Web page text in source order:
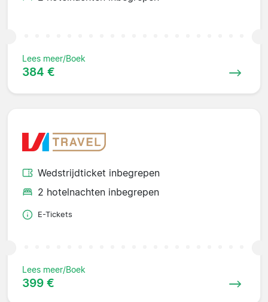
Lees meer/Boek
384 €
Wedstrijdticket inbegrepen
2 hotelnachten inbegrepen
E-Tickets
Lees meer/Boek
399 €